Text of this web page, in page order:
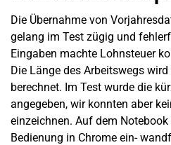
Die Übernahme von
gelang im Test zügig und
Eingaben machte Lohnsteuer
Die Länge des Arbeitswegs
berechnet. Im Test wurde die
angegeben, wir konnten aber
einzeichnen. Auf dem
Bedienung in Chrome ein-